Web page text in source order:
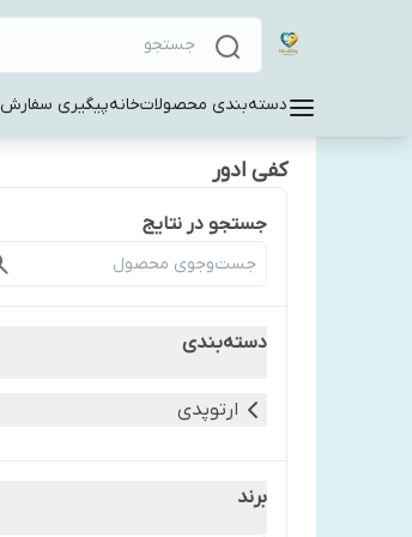
دسته‌بندی محصولاتخانهپیگیری سفارش
کفی ادور
جستجو در نتایج
دسته‌بندی
ارتوپدی
برند